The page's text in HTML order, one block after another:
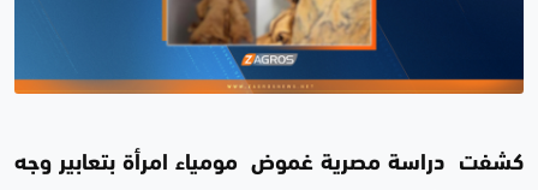
كشفت دراسة مصرية غموض مومياء امرأة بتعابير وجه